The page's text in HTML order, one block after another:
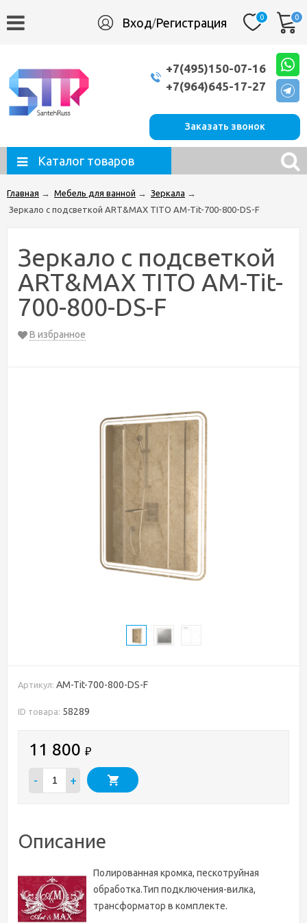
Вход/Регистрация 0 0
+7(495)150-07-16
+7(964)645-17-27
Заказать звонок
Каталог товаров
Главная → Мебель для ванной → Зеркала →
Зеркало с подсветкой ART&MAX TITO AM-Tit-700-800-DS-F
Зеркало с подсветкой
ART&MAX TITO AM-Tit-
700-800-DS-F
В избранное
Артикул: AM-Tit-700-800-DS-F
ID товара: 58289
11 800 ₽
- +
Описание
Полированная кромка, пескотруйная
обработка.Тип подключения-вилка,
трансформатор в комплекте.